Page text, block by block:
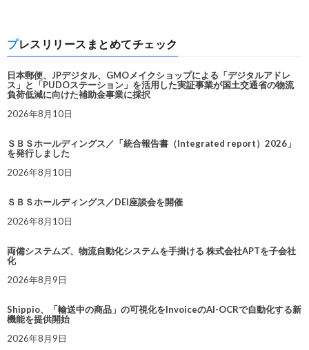
プレスリリースまとめてチェック
日本郵便、JPデジタル、GMOメイクショップによる「デジタルアドレ
ス」と「PUDOステーション」を活用した実証事業が国土交通省の物流
負荷低減に向けた補助金事業に採択
2026年8月10日
ＳＢＳホールディングス／「統合報告書（Integrated report）2026」
を発行しました
2026年8月10日
ＳＢＳホールディングス／DEI座談会を開催
2026年8月10日
両備システムズ、物流自動化システムを手掛ける 株式会社APTを子会社
化
2026年8月9日
Shippio、「輸送中の商品」の可視化をInvoiceのAI-OCRで自動化する新
機能を提供開始
2026年8月9日